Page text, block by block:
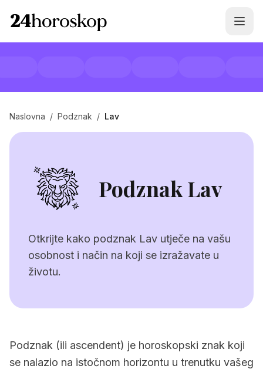
Naslovna / Podznak / Lav
Podznak Lav
Otkrijte kako podznak Lav utječe na vašu
osobnost i način na koji se izražavate u
životu.
Podznak (ili ascendent) je horoskopski znak koji
se nalazio na istočnom horizontu u trenutku vašeg